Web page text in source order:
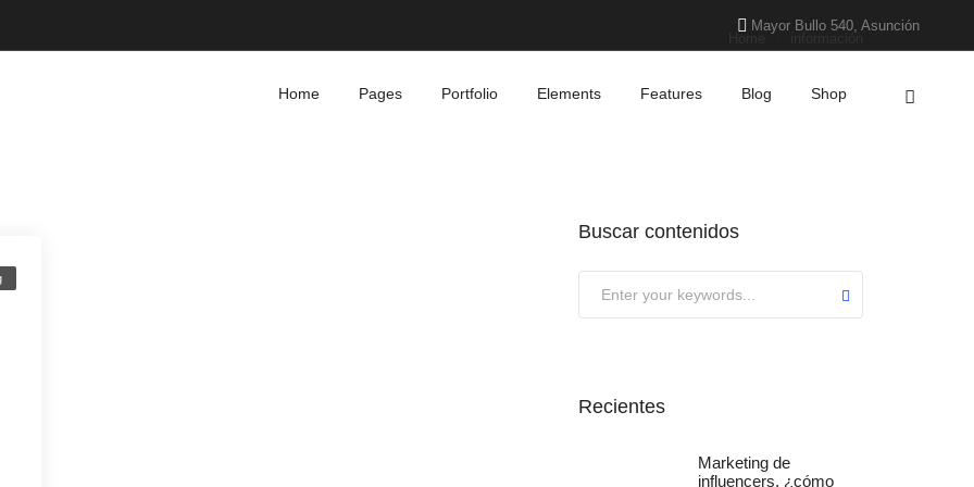
Mayor Bullo 540, Asunción
Home Pages Portfolio Elements Features Blog Shop
información
Buscar contenidos
Recientes
Marketing de
influencers, ¿cómo